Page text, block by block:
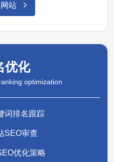
站
优化
optimization
词排名跟踪
SEO审查
优化策略